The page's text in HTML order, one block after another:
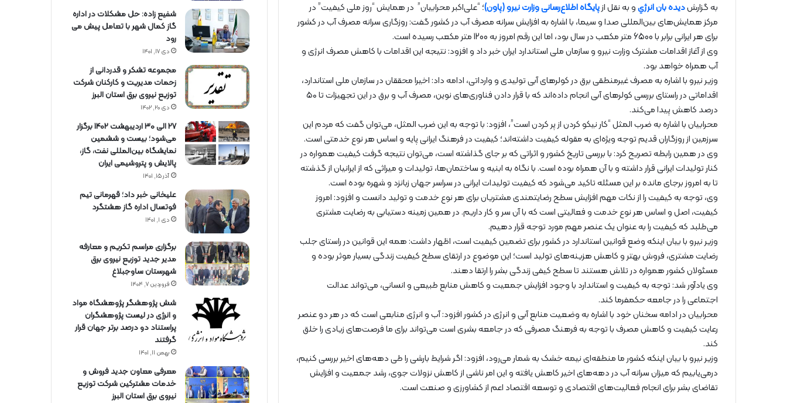
به گزارشدیده بان انرژيو به نقل ازپایگاه اطلاع‌رسانی وزارت نیرو (پاون)؛ “علی‌اکبر محرابیان” در همایش “روز ملی کیفیت” در
مرکز همایش‌های بین‌المللی صدا و سیما، با اشاره به افزایش سرانه مصرف آب در کشور گفت: روزگاری سرانه مصرف آب در کشور
برای هر ایرانی برابر با 6500 متر مکعب در سال بود، اما این رقم امروز به 1200 متر مکعب رسیده است.
وی از آغاز اقدامات مشترک وزارت نیرو و سازمان ملی استاندارد ایران خبر داد و افزود: نتیجه این اقدامات با کاهش مصرف انرژی و
آب همراه خواهد بود.
وزیر نیرو با اشاره به مصرف غیرمنطقی برق در کولرهای آبی تولیدی و وارداتی، ادامه داد: اخیرا محققان در سازمان ملی استاندارد،
اقداماتی در راستای بررسی کولرهای آبی انجام داده‌اند که با قرار دادن فناوری‌های نوین، مصرف آب و برق در این تجهیزات تا ۵۰
درصد کاهش پیدا می‌کند.
محرابیان با اشاره به ضرب المثل “کار نیکو کردن از پر کردن است”، افزود: با توجه به این ضرب المثل، می‌توان گفت که مردم این
سرزمین از روزگاران قدیم توجه ویژه‌ای به مقوله کیفیت داشته‌اند؛ کیفیت در فرهنگ ایرانی پایه و اساس هر نوع خدمتی است.
وی در همین رابطه تصریح کرد: با بررسی تاریخ کشور و اثراتی که بر جای گذاشته است، می‌توان نتیجه گرفت کیفیت همواره در
کنار تولیدات ایرانی قرار داشته و با آن همراه بوده است. با نگاه به ابنیه و ساختمان‌ها، تولیدات و میراثی که از ایرانیان از گذشته
تا به امروز برجای مانده بر این مسئله تاکید می‌شود که کیفیت تولیدات ایرانی در سراسر جهان زبانزد و شهره بوده است.
وی، توجه به کیفیت را از نکات مهم افزایش سطح رضایتمندی مشتریان برای هر نوع خدمت و تولید دانست و افزود: امروز
کیفیت، اصل و اساس هر نوع خدمت و فعالیتی است که با آن سر و کار داریم. در همین زمینه دستیابی به رضایت مشتری
می‌طلبد که کیفیت را به عنوان یک عنصر مهم مورد توجه قرار دهیم.
وزیر نیرو با بیان اینکه وضع قوانین استاندارد در کشور برای تضمین کیفیت است، اظهار داشت: همه این قوانین در راستای جلب
رضایت مشتری، فروش بهتر و کاهش هزینه‌های تولید است؛ این موضوع در ارتقای سطح کیفیت زندگی بسیار موثر بوده و
مسئولان کشور همواره در تلاش هستند تا سطح کیفی زندگی بشر را ارتقا دهند.
وی یادآور شد: توجه به کیفیت و استاندارد با وجود افزایش جمعیت و کاهش منابع طبیعی و انسانی، می‌تواند عدالت
اجتماعی را در جامعه حکمفرما کند.
محرابیان در ادامه سخنان خود با اشاره به وضعیت منابع آبی و انرژی در کشور افزود: آب و انرژی منابعی است که در هر دو عنصر
رعایت کیفیت و کاهش مصرف با توجه به فرهنگ مصرفی که در جامعه بشری است می‌تواند برای ما فرصت‌های زیادی را خلق
کند.
وزیر نیرو با بیان اینکه کشور ما منطقه‌ای نیمه خشک به شمار می‌رود، افزود: اگر شرایط بارشی را طی دهه‌های اخیر بررسی کنیم،
درمی‌یابیم که میزان سرانه آب در دهه‌های اخیر کاهش یافته و این امر ناشی از کاهش نزولات جوی، رشد جمعیت و افزایش
تقاضای بشر برای انجام فعالیت‌های اقتصادی و توسعه اقتصاد اعم از کشاورزی و صنعت است.
شفیع زاده: حل مشکلات در اداره
گاز کمال شهر با تعامل پیش می
رود
دی ۱۷, ۱۴۰۱
مجموعه تشکر و قدردانی از
زحمات مدیریت و کارکنان شرکت
توزیع نیروی برق استان البرز
دی ۲۰, ۱۴۰۲
27 الی 30 اردیبهشت 1402 برگزار
می‌شود؛ بیست و ششمین
نمایشگاه بین‌المللی نفت، گاز،
پالایش و پتروشیمی ایران
آذر ۱۵, ۱۴۰۱
علیخانی خبر داد؛ قهرمانی تیم
فوتسال اداره گاز هشتگرد
دی ۱, ۱۴۰۱
برگزاری مراسم تكریم و معارفه
مدیر جدید توزیع نیروی برق
شهرستان ساوجبلاغ
فروردین ۷, ۱۴۰۴
شش پژوهشگر پژوهشگاه مواد
و انرژی در لیست پژوهشگران
پراستناد دو درصد برتر جهان قرار
گرفتند
بهمن ۱۱, ۱۴۰۱
معرفی معاون جدید فروش و
خدمات مشتركین شركت توزیع
نیروی برق استان البرز